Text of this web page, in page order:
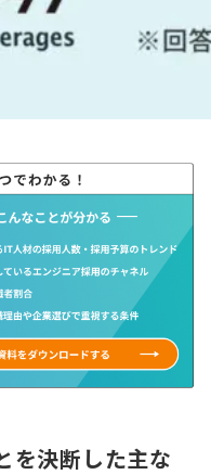
を決断した主な